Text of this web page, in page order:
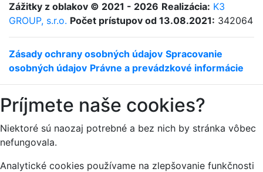
Zážitky z oblakov © 2021 - 2026 Realizácia: K3
GROUP, s.r.o. Počet prístupov od 13.08.2021: 342064
Zásady ochrany osobných údajov Spracovanie
osobných údajov Právne a prevádzkové informácie
Príjmete naše cookies?
Niektoré sú naozaj potrebné a bez nich by stránka vôbec
nefungovala.
Analytické cookies používame na zlepšovanie funkčnosti